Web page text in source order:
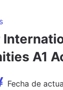
A1
Fecha de